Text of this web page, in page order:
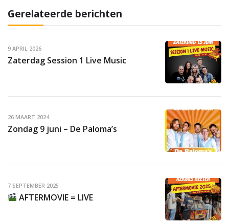
Gerelateerde berichten
9 APRIL 2026
Zaterdag Session 1 Live Music
26 MAART 2024
Zondag 9 juni – De Paloma’s
7 SEPTEMBER 2025
AFTERMOVIE = LIVE